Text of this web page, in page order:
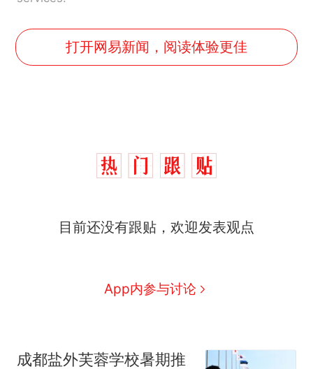
打开网易新闻，阅读体验更佳
目前还没有跟贴，欢迎发表观点
App内参与讨论
成都盐外芙蓉学校暑期推